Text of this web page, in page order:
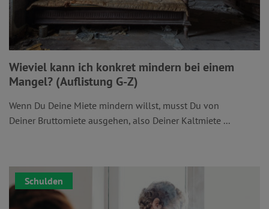
Wieviel kann ich konkret mindern bei einem
Mangel? (Auflistung G-Z)
Wenn Du Deine Miete mindern willst, musst Du von
Deiner Bruttomiete ausgehen, also Deiner Kaltmiete ...
Schulden